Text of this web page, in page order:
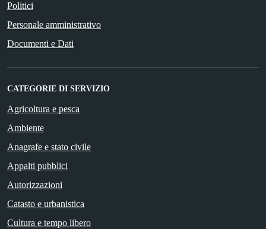
Politici
Personale amministrativo
Documenti e Dati
CATEGORIE DI SERVIZIO
Agricoltura e pesca
Ambiente
Anagrafe e stato civile
Appalti pubblici
Autorizzazioni
Catasto e urbanistica
Cultura e tempo libero